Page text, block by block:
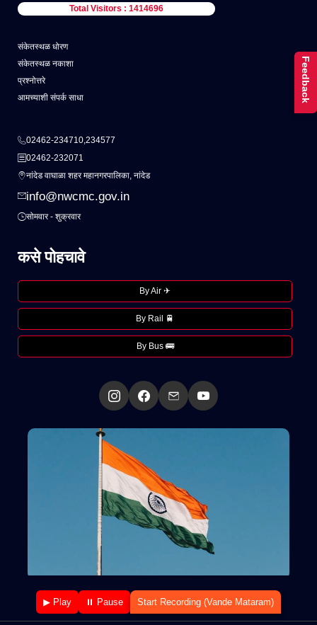
Total Visitors : 1414696
संकेतस्थळ धोरण
संकेतस्थळ नकाशा
प्रश्नोत्तरे
आमच्याशी संपर्क साधा
02462-234710,234577
02462-232071
नांदेड वाघाळा शहर महानगरपालिका, नांदेड
info@nwcmc.gov.in
सोमवार - शुक्रवार
कसे पोहचावे
By Air ✈
By Rail 🚆
By Bus 🚌
▶ Play ⏸ Pause Start Recording (Vande Mataram)
Feedback